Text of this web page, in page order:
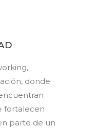
donde
fortalecen
parte de un